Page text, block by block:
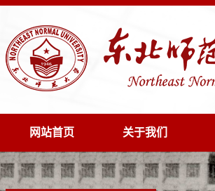
网站首页 关于我们